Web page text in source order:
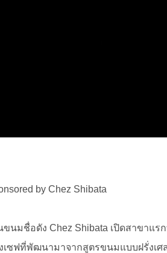
by Chez Shibata
ขนมชื่อดัง Chez Shibata เปิดสาขาแ
เซฟที่พัฒนามาจากสูตรขนมแบบฝรั่งเ